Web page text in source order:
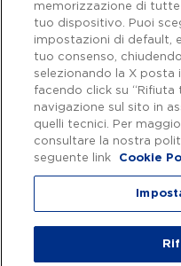
Capitale sociale €
n. di iscrizione al Registro delle
Roma n. 1037417 - P.IVA:
Autostrade per
memorizzazione di
tuo dispositivo. Puoi
impostazioni di default,
tuo consenso,
selezionando la X posta
facendo click su
navigazione sul sito in
quelli tecnici. Per
consultare la nostra
seguente link
Cookie